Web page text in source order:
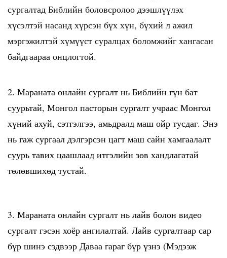
сургалтад Библийн боловсролоо дээшлүүлэх
хүсэлтэй насанд хүрсэн бүх хүн, бүхий л ажил
мэргэжилтэй хүмүүст суралцах боломжийг хангасан
байдгаараа онцлогтой.
2. Мараната онлайн сургалт нь Библийн гүн бат
суурьтай, Монгол пасторын сургалт учраас Монгол
хүний ахуй, сэтгэлгээ, амьдралд маш ойр тусдаг. Энэ
нь гаж сургаал дэлгэрсэн цагт маш сайн хамгаалалт
суурь тавих цаашлаад итгэлийн зөв хандлагатай
төлөвшихөд тустай.
3. Мараната онлайн сургалт нь лайв болон видео
сургалт гэсэн хоёр ангилалтай. Лайв сургалтаар сар
бүр шинэ сэдвээр Даваа гараг бүр үзнэ (Мэдээж